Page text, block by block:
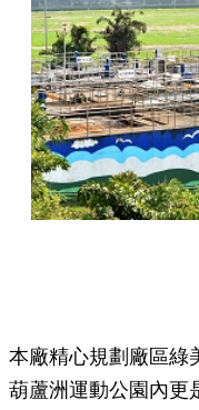
本廠精心規劃廠區綠
葫蘆洲運動公園內更